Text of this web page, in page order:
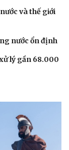
và thế giới
nước ổn định
lý gần 68.000